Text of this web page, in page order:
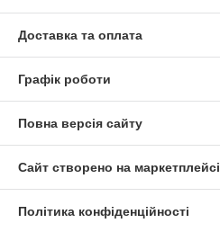
Доставка та оплата
Графік роботи
Повна версія сайту
Сайт створено на маркетплейсі
Політика конфіденційності